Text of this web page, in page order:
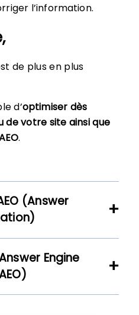
l’information.
de plus en plus
d’optimiser dès
votre site ainsi que
.
(Answer
Engine